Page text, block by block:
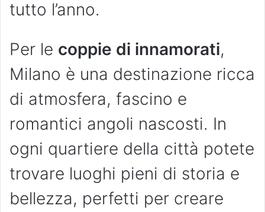
tutto l’anno.
Per le coppie di innamorati,
Milano è una destinazione ricca
di atmosfera, fascino e
romantici angoli nascosti. In
ogni quartiere della città potete
trovare luoghi pieni di storia e
bellezza, perfetti per creare